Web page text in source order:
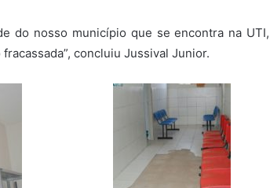
do nosso município que se encontra na UTI,
concluiu Jussival Junior.